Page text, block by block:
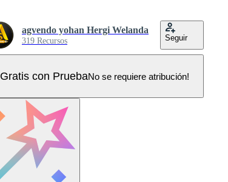
agvendo yohan Hergi Welanda
319 Recursos Seguir
Gratis con PruebaNo se requiere atribución!